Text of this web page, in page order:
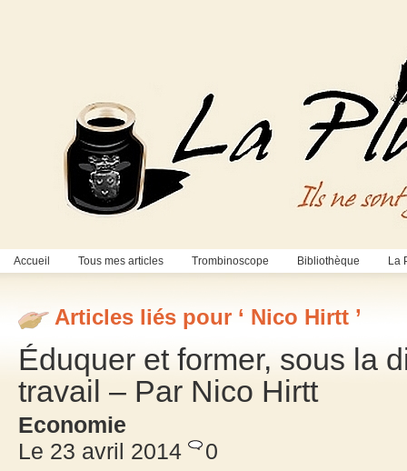
Accueil Tous mes articles Trombinoscope Bibliothèque La
Articles liés pour ‘ Nico Hirtt ’
Éduquer et former, sous la
travail – Par Nico Hirtt
Economie
Le 23 avril 2014
0